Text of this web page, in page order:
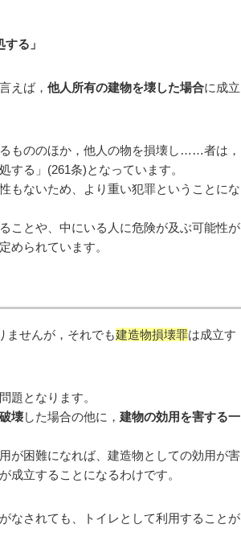
る」
えば， 他人所有の建物を壊した場合に成立
もののほか，他人の物を損壊し……者は，
する」(261条)となっています。
もないため、より重い犯罪ということにな
ことや、中にいる人に危険が及ぶ可能性が
められています。
ませんが，それでも建造物損壊罪は成立す
題となります。
壊した場合の他に， 建物の効用を害する一
が困難になれば、建造物としての効用が害
が成立することになるわけです。
なされても、トイレとして利用することが